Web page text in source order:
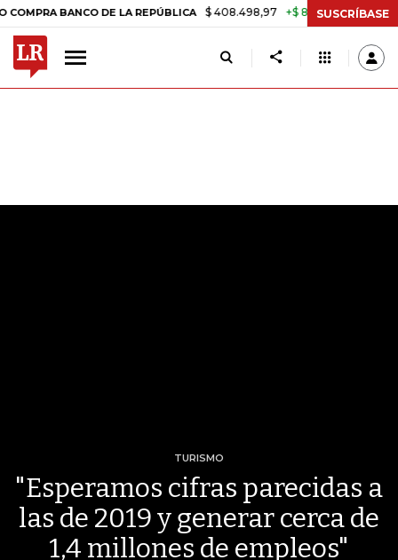
BANCO DE LA REPÚBLICA $ 408.498,97 +$ 8.753,81 +2,19% TASA
SUSCRÍBASE
TURISMO
"Esperamos cifras parecidas a
las de 2019 y generar cerca de
1,4 millones de empleos"